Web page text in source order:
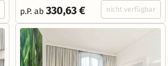
p.P. ab 330,63 € nicht verfügbar